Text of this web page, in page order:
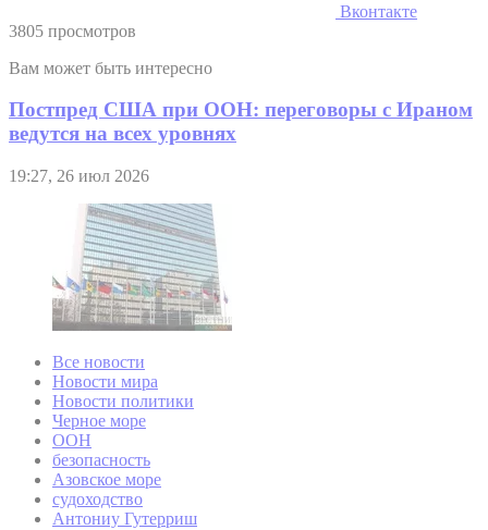
Вконтакте
3805 просмотров
Вам может быть интересно
Постпред США при ООН: переговоры с Ираном
ведутся на всех уровнях
19:27, 26 июл 2026
Все новости
Новости мира
Новости политики
Черное море
ООН
безопасность
Азовское море
судоходство
Антониу Гутерриш